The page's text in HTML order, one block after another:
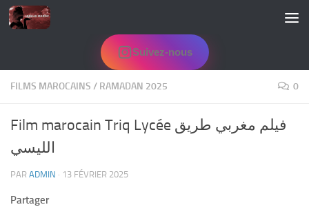
Skip to content
Suivez-nous
FILMS MAROCAINS / RAMADAN 2025 0
Film marocain Triq Lycée فيلم مغربي طريق
الليسي
PAR ADMIN · 13 FÉVRIER 2025
Partager